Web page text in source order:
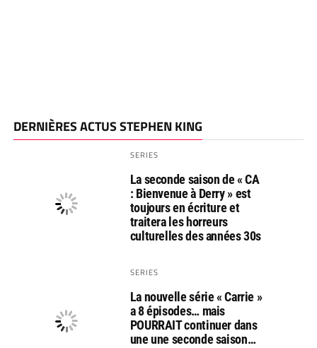
DERNIÈRES ACTUS STEPHEN KING
SERIES
La seconde saison de « CA
: Bienvenue à Derry » est
toujours en écriture et
traitera les horreurs
culturelles des années 30s
SERIES
La nouvelle série « Carrie »
a 8 épisodes… mais
POURRAIT continuer dans
une une seconde saison…